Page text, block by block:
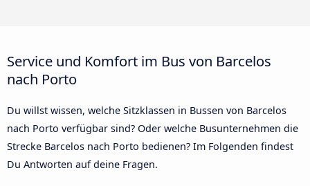
Service und Komfort im Bus von Barcelos
nach Porto
Du willst wissen, welche Sitzklassen in Bussen von Barcelos
nach Porto verfügbar sind? Oder welche Busunternehmen die
Strecke Barcelos nach Porto bedienen? Im Folgenden findest
Du Antworten auf deine Fragen.